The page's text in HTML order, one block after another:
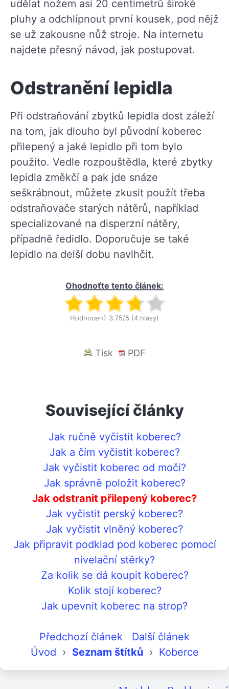
udělat nožem asi 20 centimetrů široké
pluhy a odchlípnout první kousek, pod nějž
se už zakousne nůž stroje. Na internetu
najdete přesný návod, jak postupovat.
Odstranění lepidla
Při odstraňování zbytků lepidla dost záleží
na tom, jak dlouho byl původní koberec
přilepený a jaké lepidlo při tom bylo
použito. Vedle rozpouštědla, které zbytky
lepidla změkčí a pak jde snáze
seškrábnout, můžete zkusit použít třeba
odstraňovače starých nátěrů, například
specializované na disperzní nátěry,
případně ředidlo. Doporučuje se také
lepidlo na delší dobu navlhčit.
Ohodnoťte tento článek:
Hodnocení: 3.75/5 (4 hlasy)
Tisk PDF
Související články
Jak ručně vyčistit koberec?
Jak a čím vyčistit koberec?
Jak vyčistit koberec od moči?
Jak správně položit koberec?
Jak odstranit přilepený koberec?
Jak vyčistit perský koberec?
Jak vyčistit vlněný koberec?
Jak připravit podklad pod koberec pomocí
nivelační stěrky?
Za kolik se dá koupit koberec?
Kolik stojí koberec?
Jak upevnit koberec na strop?
Předchozí článek
Další článek
Úvod › Seznam štítků› Koberce